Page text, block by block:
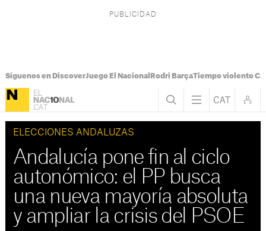
Síguenos en DiscoverJuego El Nacional Rodri BarçaTiempo violento
ELECCIONES ANDALUZAS
Andalucía pone fin al ciclo
autonómico: el PP busca
una nueva mayoría absoluta
y ampliar la crisis del PSOE